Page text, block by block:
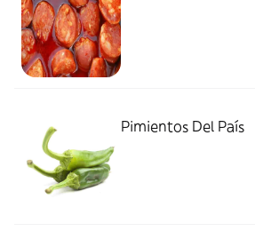
Pimientos Del País